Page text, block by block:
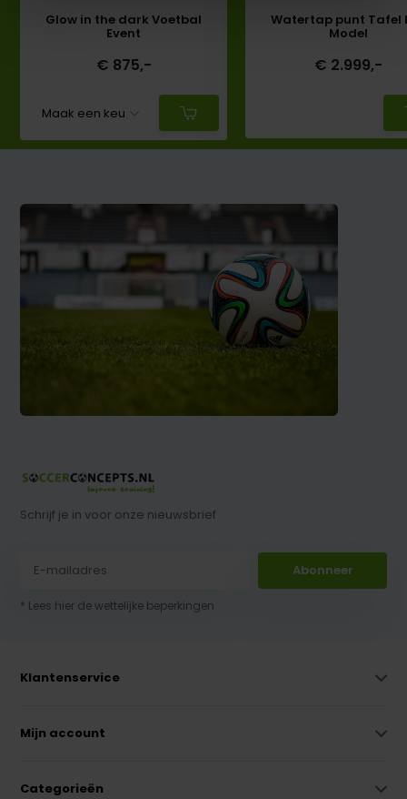
Glow in the dark Voetbal
Event
€ 875,-
Watertap punt Tafel
Model
€ 2.999,-
Schrijf je in voor onze nieuwsbrief
Abonneer
* Lees hier de wettelijke beperkingen
Klantenservice
Mijn account
Categorieën